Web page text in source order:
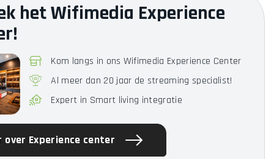
het Wifimedia Experience
Kom langs in ons Wifimedia Experience Center
Al meer dan 20 jaar de streaming specialist!
Expert in Smart living integratie
over Experience center